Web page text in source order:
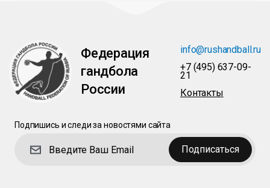
Федерация
гандбола
России
info@rushandball.ru
+7 (495) 637-09-
21
Контакты
Подпишись и следи за новостями сайта
Подписаться